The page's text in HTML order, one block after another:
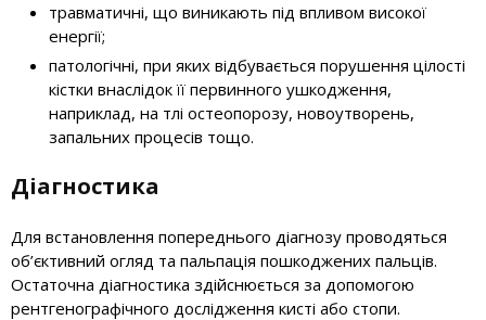
травматичні, що виникають під впливом високої
енергії;
патологічні, при яких відбувається порушення цілості
кістки внаслідок її первинного ушкодження,
наприклад, на тлі остеопорозу, новоутворень,
запальних процесів тощо.
Діагностика
Для встановлення попереднього діагнозу проводяться
об’єктивний огляд та пальпація пошкоджених пальців.
Остаточна діагностика здійснюється за допомогою
рентгенографічного дослідження кисті або стопи.